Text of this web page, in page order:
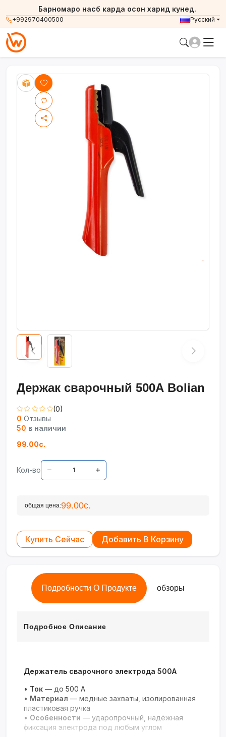
+992970400500
Барномаро насб карда осон харид кунед.
Русский
Держак сварочный 500А Bolian
(0)
0 Отзывы
50 в наличии
99.00с.
Кол-во
общая цена:99.00с.
Купить Сейчас Добавить В Корзину
Подробности О Продукте обзоры
Подробное Описание
Держатель сварочного электрода 500А
• Ток — до 500 А
• Материал — медные захваты, изолированная
пластиковая ручка
• Особенности — ударопрочный, надёжная
фиксация электрода под любым углом